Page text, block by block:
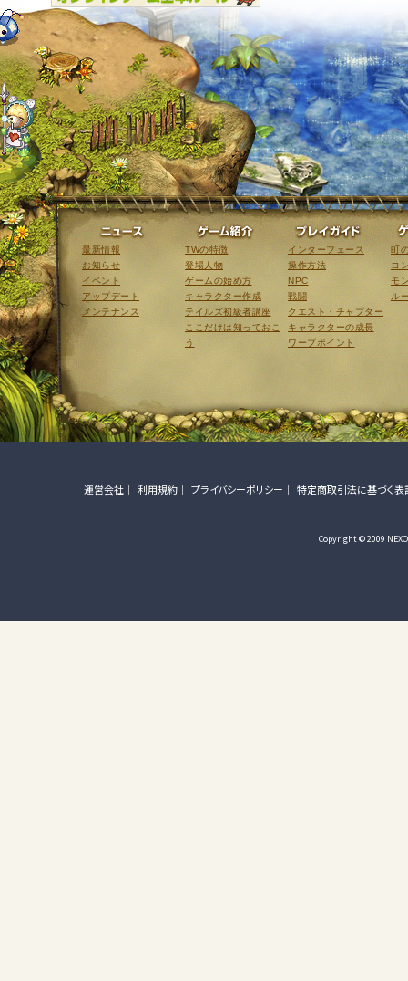
ニュース
最新情報
お知らせ
イベント
アップデート
メンテナンス
ゲーム紹介
TWの特徴
登場人物
ゲームの始め方
キャラクター作成
テイルズ初級者講座
ここだけは知っておこ
う
インターフェース
操作方法
NPC
戦闘
クエスト・チャプター
キャラクターの成長
ワープポイント
町
コ
モ
ル
運営会社 利用規約 プライバシーポリシー 特定商取引法に基づく表
Copyright © 2009